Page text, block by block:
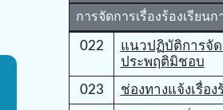
การจัดการเรื่องร้องเรีย
022
แนวปฏิบัติการจัด
ประพฤติมิชอบ
023 ช่องทางแจ้งเรื่อ